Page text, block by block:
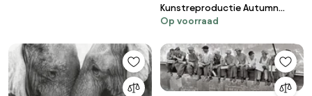
Kunstreproductie Autumn
Windows, 1993, Timothy Easton
Op voorraad